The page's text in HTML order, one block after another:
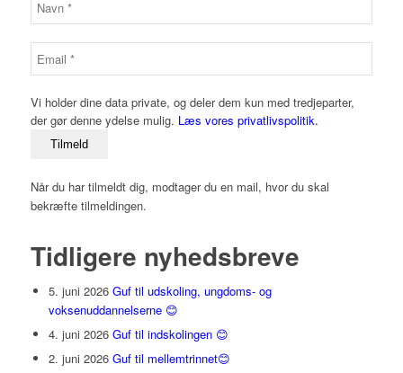
Vi holder dine data private, og deler dem kun med tredjeparter,
der gør denne ydelse mulig. Læs vores privatlivspolitik.
Når du har tilmeldt dig, modtager du en mail, hvor du skal
bekræfte tilmeldingen.
Tidligere nyhedsbreve
5. juni 2026 Guf til udskoling, ungdoms- og
voksenuddannelserne 😊
4. juni 2026 Guf til indskolingen 😊
2. juni 2026 Guf til mellemtrinnet😊